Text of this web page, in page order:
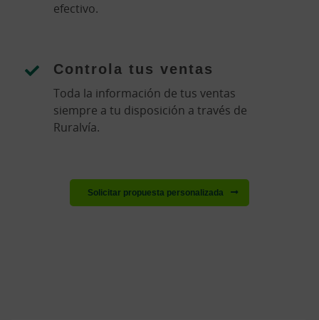
efectivo.
Controla tus ventas
Toda la información de tus ventas
siempre a tu disposición a través de
Ruralvía.
Solicitar propuesta personalizada